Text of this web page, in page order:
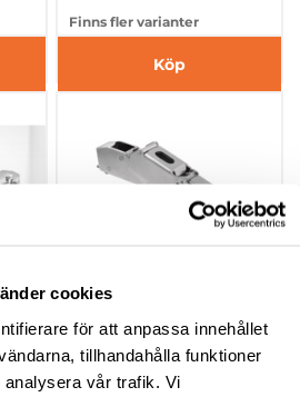
cookies
för att anpassa innehållet
tillhandahålla funktioner
vår trafik. Vi
Finns fler varianter
Köp
GÅNGJÄRN - BLUM,
170° HALVTÄCKANDE